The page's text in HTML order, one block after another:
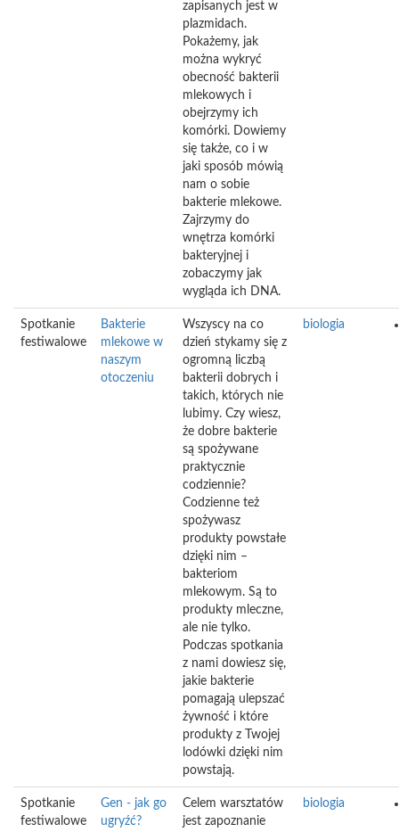
zapisanych jest w
plazmidach.
Pokażemy, jak
można wykryć
obecność bakterii
mlekowych i
obejrzymy ich
komórki. Dowiemy
się także, co i w
jaki sposób mówią
nam o sobie
bakterie mlekowe.
Zajrzymy do
wnętrza komórki
bakteryjnej i
zobaczymy jak
wygląda ich DNA.
Spotkanie
festiwalowe
Bakterie
mlekowe w
naszym
otoczeniu
Wszyscy na co
dzień stykamy się z
ogromną liczbą
bakterii dobrych i
takich, których nie
lubimy. Czy wiesz,
że dobre bakterie
są spożywane
praktycznie
codziennie?
Codzienne też
spożywasz
produkty powstałe
dzięki nim –
bakteriom
mlekowym. Są to
produkty mleczne,
ale nie tylko.
Podczas spotkania
z nami dowiesz się,
jakie bakterie
pomagają ulepszać
żywność i które
produkty z Twojej
lodówki dzięki nim
powstają.
biologia
Spotkanie
festiwalowe
Gen - jak go
ugryźć?
Celem warsztatów
jest zapoznanie
biologia